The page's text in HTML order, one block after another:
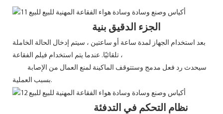
الجزء الدقيق بنية
بعد استخدام الجهاز لمدة ساعة أو ساعتين ، سيتم إدخال الحالة الخاملة
تلقائيًا. عندما يتم استخدام فيلم الفقاعة ،
بسبب العملية.
نظام التحكم في التدفئة